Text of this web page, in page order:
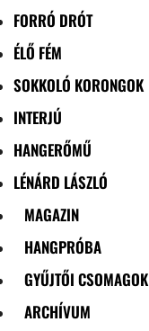
FORRÓ DRÓT
ÉLŐ FÉM
SOKKOLÓ KORONGOK
INTERJÚ
HANGERŐMŰ
LÉNÁRD LÁSZLÓ
MAGAZIN
HANGPRÓBA
GYŰJTŐI CSOMAGOK
ARCHÍVUM